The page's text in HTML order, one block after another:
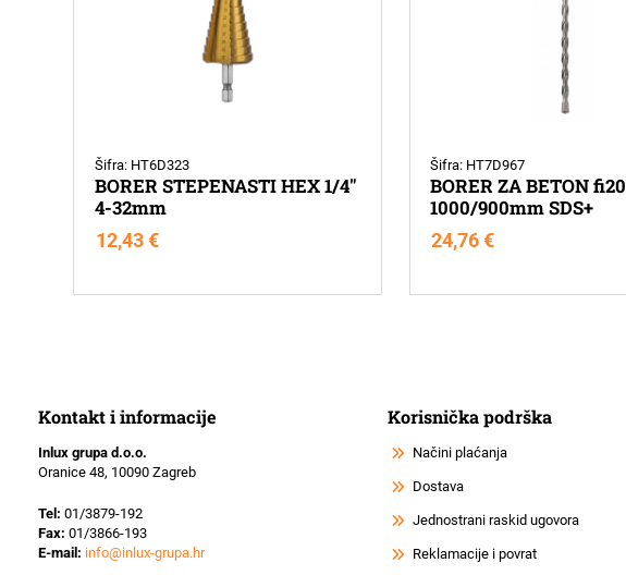
Šifra: HT6D323
BORER STEPENASTI HEX 1/4"
4-32mm
12,43 €
Šifra: HT7D967
BORER ZA BETON fi20
1000/900mm SDS+
24,76€
Kontakt i informacije
Inlux grupa d.o.o.
Oranice 48, 10090 Zagreb
Tel: 01/3879-192
Fax: 01/3866-193
E-mail: info@inlux-grupa.hr
Korisnička podrška
Načini plaćanja
Dostava
Jednostrani raskid ugovora
Reklamacije i povrat